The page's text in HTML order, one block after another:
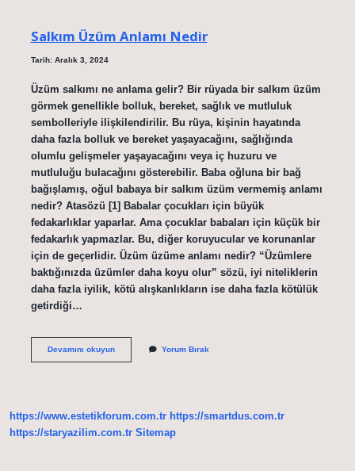
Salkım Üzüm Anlamı Nedir
Tarih: Aralık 3, 2024
Üzüm salkımı ne anlama gelir? Bir rüyada bir salkım üzüm
görmek genellikle bolluk, bereket, sağlık ve mutluluk
sembolleriyle ilişkilendirilir. Bu rüya, kişinin hayatında
daha fazla bolluk ve bereket yaşayacağını, sağlığında
olumlu gelişmeler yaşayacağını veya iç huzuru ve
mutluluğu bulacağını gösterebilir. Baba oğluna bir bağ
bağışlamış, oğul babaya bir salkım üzüm vermemiş anlamı
nedir? Atasözü [1] Babalar çocukları için büyük
fedakarlıklar yaparlar. Ama çocuklar babaları için küçük bir
fedakarlık yapmazlar. Bu, diğer koruyucular ve korunanlar
için de geçerlidir. Üzüm üzüme anlamı nedir? “Üzümlere
baktığınızda üzümler daha koyu olur” sözü, iyi niteliklerin
daha fazla iyilik, kötü alışkanlıkların ise daha fazla kötülük
getirdiği…
Devamını okuyunSalkım
Yorum Bırak
https://www.estetikforum.com.tr https://smartdus.com.tr
https://staryazilim.com.tr Sitemap